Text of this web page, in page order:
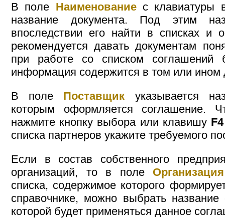
В поле Наименованиес клавиатуры
название документа. Под этим
впоследствии его найти в списках и
рекомендуется давать документам
при работе со списком соглашений
информация содержится в том или ином
В поле Поставщик указывается
которым оформляется соглашение.
нажмите кнопку выбора или клавишу F4
списка партнеров укажите требуемого
Если в состав собственного
организаций, то в поле Организация
списка, содержимое которого
справочнике, можно выбрать название
которой будет применяться данное